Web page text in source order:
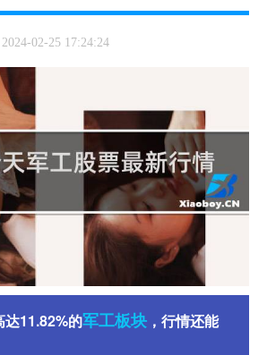
2024-02-25 17:24:24
达11.82%的军工板块 ，行情还能